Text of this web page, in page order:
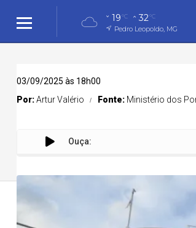
19°C 32°C
Pedro Leopoldo, MG
Cidades
03/09/2025 às 18h00
Por:Artur Valério Fonte: Ministério dos
Ouça: